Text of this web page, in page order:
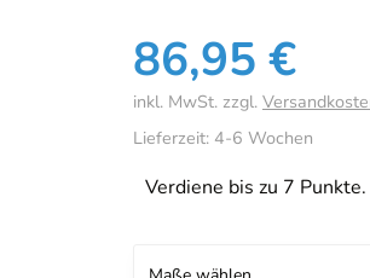
86,95 €
inkl. MwSt. zzgl.
Lieferzeit: 4-6 Wochen
Verdiene bis zu 7 Punkte.